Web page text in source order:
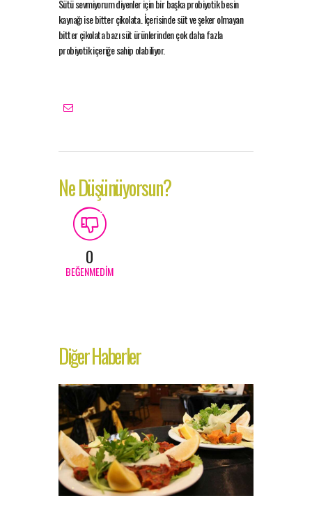
Sütü sevmiyorum diyenler için bir başka probiyotik besin
kaynağı ise bitter çikolata. İçerisinde süt ve şeker olmayan
bitter çikolata bazı süt ürünlerinden çok daha fazla
probiyotik içeriğe sahip olabiliyor.
Ne Düşünüyorsun?
0
BEĞENMEDIM
Diğer Haberler